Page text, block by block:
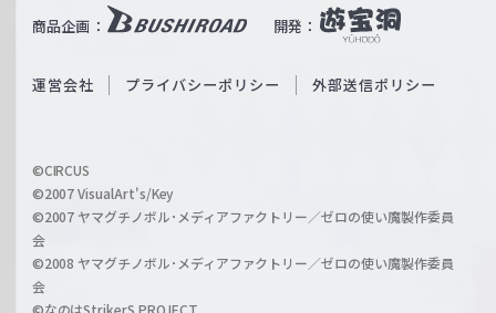
ß
c
a
r
z
商品企画： 開発：
b
O
i
l
運営会社 プライバシーポリシー 外部送信ポリシー
©CIRCUS
©2007 VisualArt's/Key
©2007 ヤマグチノボル･メディアファクトリー／ゼロの使い魔製作委員
会
©2008 ヤマグチノボル･メディアファクトリー／ゼロの使い魔製作委員
会
©なのはStrikerS PROJECT